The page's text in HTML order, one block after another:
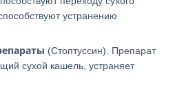
устранению
(Стоптуссин). Препарат
сухой кашель, устраняет